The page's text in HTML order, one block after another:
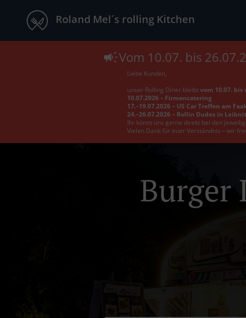
Roland Mel´s rolling Kitchen
Vom 10.07. bis
Liebe Kunden,
unser Rolling Diner bleibtvom 10.07. bis
10.07.2026 – Firmencatering
17.–19.07.2026 – US Car Treffen am
24.–26.07.2026 – Rollin Dudes in
Ihr könnt uns gerne direkt bei den
Vielen Dank für euer Verständnis – wir
Burger